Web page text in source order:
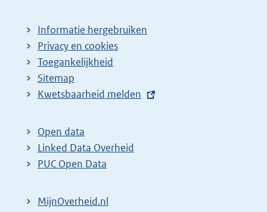
Informatie hergebruiken
Privacy en cookies
Toegankelijkheid
Sitemap
E
t
e
r
l
Kwetsbaarheid melden
Open data
Linked Data Overheid
PUC Open Data
MijnOverheid.nl